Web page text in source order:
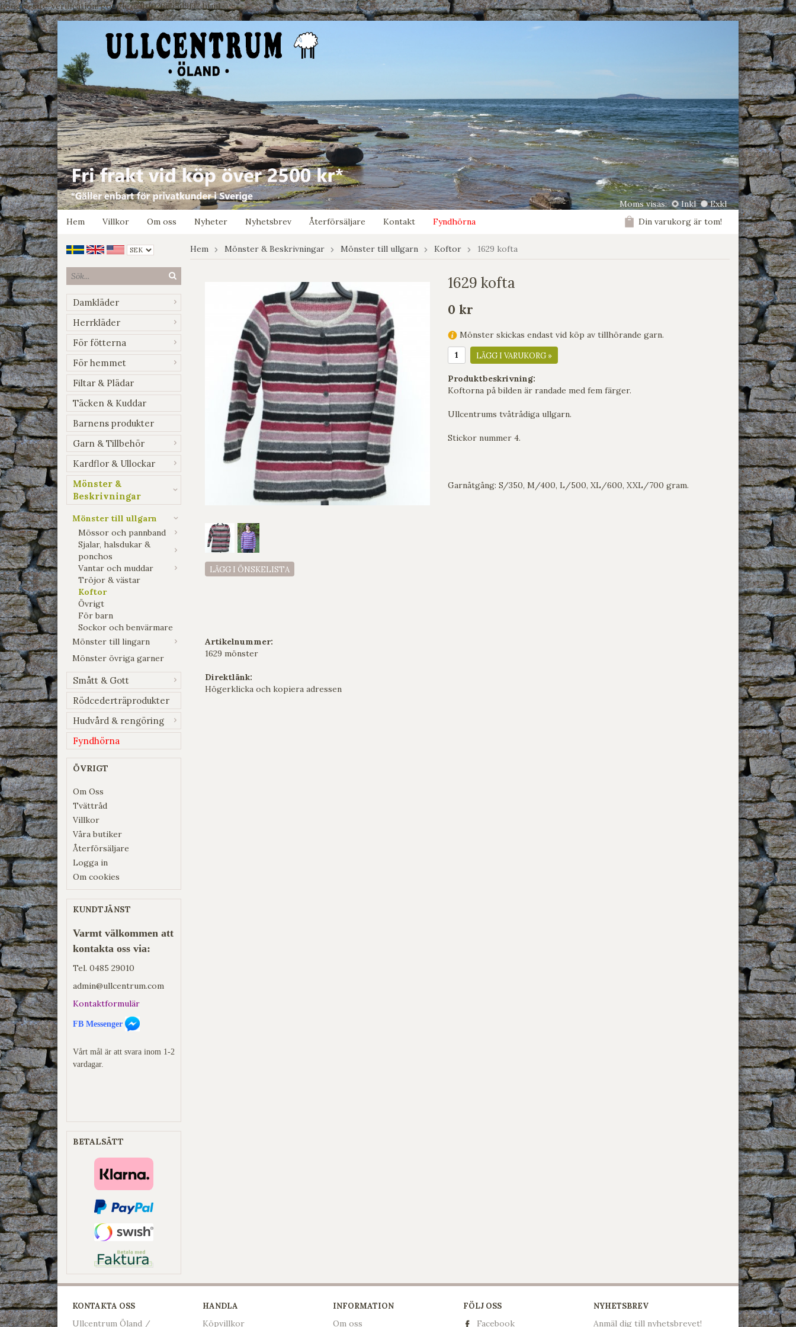
google-site-verification: google7e4b1026db5d9f32.html
Moms visas: Inkl
Exkl
Hem
Villkor Om oss Nyheter Nyhetsbrev Återförsäljare Kontakt Fyndhörna Din varukorg är tom!
Damkläder
Herrkläder
För fötterna
För hemmet
Filtar & Plädar
Täcken & Kuddar
Barnens produkter
Garn & Tillbehör
Kardflor & Ullockar
Mönster &
Beskrivningar
Mönster till ullgarn
Mössor och pannband
Sjalar, halsdukar &
ponchos
Vantar och muddar
Tröjor & västar
Koftor
Övrigt
För barn
Sockor och benvärmare
Mönster till lingarn
Mönster övriga garner
Smått & Gott
Rödcederträprodukter
Hudvård & rengöring
Fyndhörna
ÖVRIGT
Om Oss
Tvättråd
Villkor
Våra butiker
Återförsäljare
Logga in
Om cookies
KUNDTJÄNST
Varmt välkommen att
kontakta oss via:
Tel. 0485 29010
admin@ullcentrum.com
Kontaktformulär
FB Messenger
Vårt mål är att svara inom 1-2
vardagar.
BETALSÄTT
Hem Mönster & Beskrivningar Mönster till ullgarn Koftor 1629 kofta
LÄGG I ÖNSKELISTA
Artikelnummer:
1629 mönster
Direktlänk:
Högerklicka och kopiera adressen
1629 kofta
0 kr
Mönster skickas endast vid köp av tillhörande garn.
LÄGG I VARUKORG »
Produktbeskrivning:
Koftorna på bilden är randade med fem färger.
Ullcentrums tvåtrådiga ullgarn.
Stickor nummer 4.
Garnåtgång: S/350, M/400, L/500, XL/600, XXL/700 gram.
KONTAKTA OSS
Ullcentrum Öland /
HANDLA
Köpvillkor
INFORMATION
Om oss
FÖLJ OSS
Facebook
NYHETSBREV
Anmäl dig till nyhetsbrevet!